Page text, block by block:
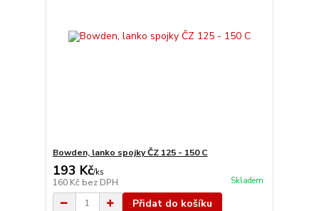
Bowden, lanko spojky ČZ 125 - 150 C
193 Kč/ks
160 Kč bez DPH Skladem
Přidat do košíku